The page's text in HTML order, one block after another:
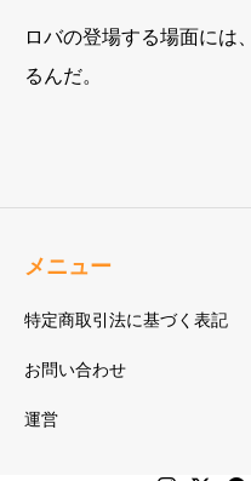
ロバの登場する場面には
るんだ。
メニュー
特定商取引法に基づく表記
お問い合わせ
運営